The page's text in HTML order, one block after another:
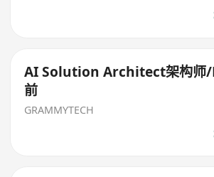
AI Solution Architect架构师/
前
GRAMMYTECH